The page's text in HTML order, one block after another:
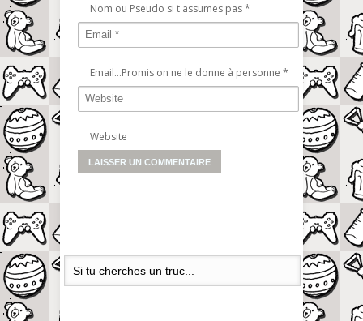
Nom ou Pseudo si t assumes pas*
Email...Promis on ne le donne à personne *
Website